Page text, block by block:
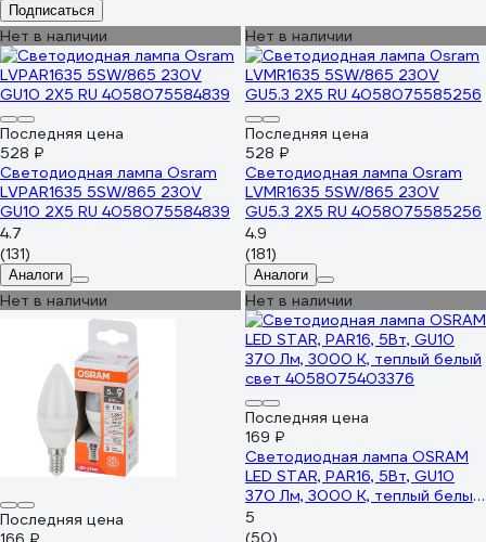
Подписаться
Нет в наличии
Последняя цена
528 ₽
Светодиодная лампа Osram
LVPAR1635 5SW/865 230V
GU10 2X5 RU 4058075584839
4.7
(131)
Аналоги
Нет в наличии
Последняя цена
528 ₽
Светодиодная лампа Osram
LVMR1635 5SW/865 230V
GU5.3 2X5 RU 4058075585256
4.9
(181)
Аналоги
Нет в наличии
Последняя цена
Нет в наличии
Последняя цена
169 ₽
Светодиодная лампа OSRAM
LED STAR, PAR16, 5Вт, GU10
370 Лм, 3000 К, теплый белый
свет 4058075403376
5
(50)